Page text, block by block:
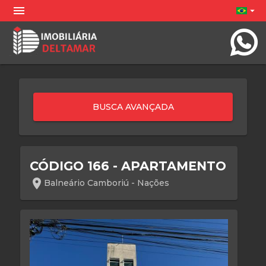
menu arrow_drop_down
CÓDIGO 166 - APARTAMENTO
location_on Balneário Camboriú - Nações